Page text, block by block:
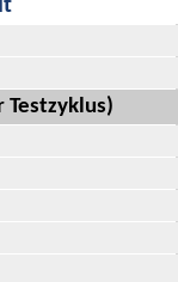
Testzyklus)